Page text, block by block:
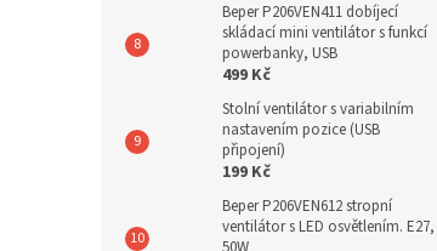
Beper P206VEN411 dobíjecí
skládací mini ventilátor s funkcí
powerbanky, USB
499 Kč
Stolní ventilátor s variabilním
nastavením pozice (USB
připojení)
199 Kč
Beper P206VEN612 stropní
ventilátor s LED osvětlením. E27,